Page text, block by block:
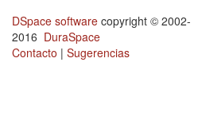
DSpace software copyright © 2002-
2016 DuraSpace
Contacto | Sugerencias